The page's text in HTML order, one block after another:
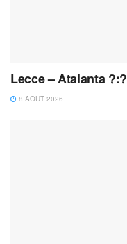
Lecce – Atalanta ?:?
8 AOÛT 2026